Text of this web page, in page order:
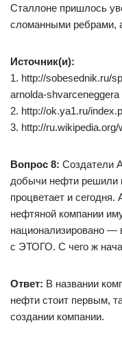
Сталлоне пришлось
сломанными ребрами,
Источник(и):
1. http://sobesednik.ru/
arnolda-shvarceneggera
2. http://ok.ya1.ru/
3. http://
Вопрос 8: Создатели
добычи нефти решили
процветает и сегодня.
нефтяной компании
национализировано —
с ЭТОГО. С чего ж
Ответ: В названии
нефти стоит первым,
создании компании.